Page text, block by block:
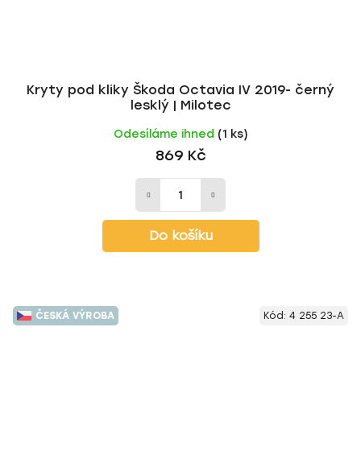
Kryty pod kliky Škoda Octavia IV 2019- černý
lesklý | Milotec
Odesíláme ihned (1 ks)
869 Kč
Do košíku
ČESKÁ VÝROBA Kód: 4 255 23-A